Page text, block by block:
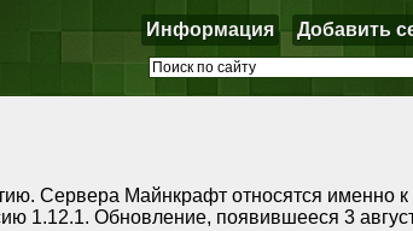
Информация Добавить
Сервера Майнкрафт относятся именно
1.12.1. Обновление, появившееся 3